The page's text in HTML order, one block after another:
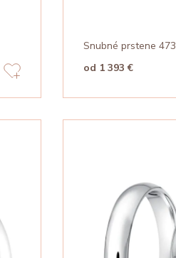
Snubné prstene 473
od 1 393 €